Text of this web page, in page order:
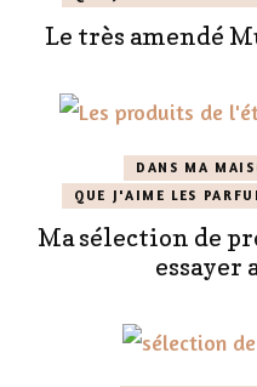
Le très amendé
DANS MA
QUE J'AIME LES
Ma sélection de
essayer